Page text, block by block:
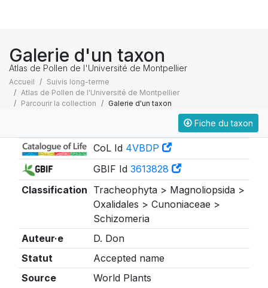
Galerie d'un taxon
Atlas de Pollen de l'Université de Montpellier
Accueil
Suivis long-terme
Atlas de Pollen de l'Université de Montpellier
Parcourir la collection
Galerie d'un taxon
Fiche du taxon
CoL Id 4VBDP
GBIF Id 3613828
Classification Tracheophyta > Magnoliopsida >
Oxalidales > Cunoniaceae >
Schizomeria
Auteur·e
D. Don
Statut
Accepted name
Source
World Plants